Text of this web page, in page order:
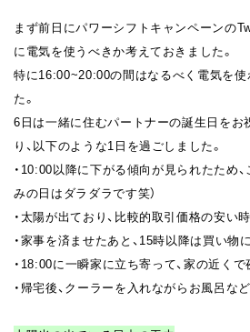
まず前日にパワーシフトキャンペーンの
に電気を使うべきか考えておきました。
特に16:00~20:00の間はなるべく電気を
た。
6日は一緒に住むパートナーの誕生日をお
り、以下のような1日を過ごしました。
・10:00以降に下がる傾向が見られたため
みの日はダラダラです笑）
・太陽が出ており、比較的取引価格の安い
・家事を済ませたあと、15時以降は買い物
・18:00に一瞬家に立ち寄って、家の近く
・帰宅後、クーラーを入れながらお風呂な